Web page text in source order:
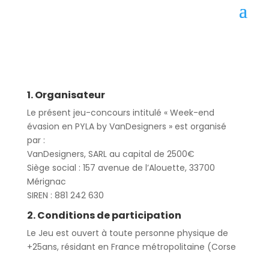
1. Organisateur
Le présent jeu-concours intitulé « Week-end
évasion en PYLA by VanDesigners »est organisé
par :
VanDesigners, SARL au capital de 2500€
Siège social : 157 avenue de l’Alouette, 33700
Mérignac
SIREN : 881 242 630
2. Conditions de participation
Le Jeu est ouvert à toute personne physique de
+25ans, résidant en France métropolitaine (Corse